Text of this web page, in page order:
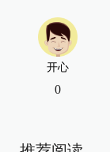
开心
0